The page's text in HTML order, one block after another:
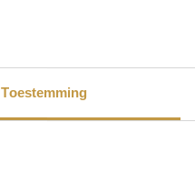
Toestemming